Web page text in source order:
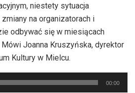
niestety sytuacja
na organizatorach i
odbywać się w miesiącach
Joanna Kruszyńska, dyrektor
Kultury w Mielcu.
00:00